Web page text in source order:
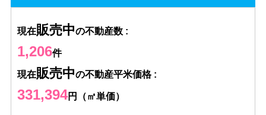
現在販売中の不動産数 :
1,206件
現在販売中の不動産平米価格 :
331,394円（㎡単価）